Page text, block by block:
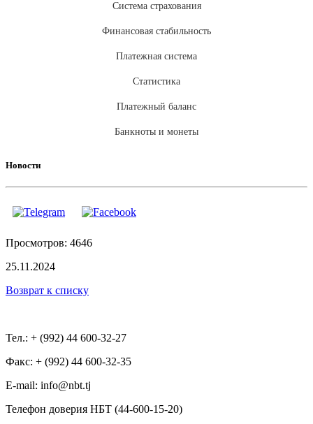
Система страхования
Финансовая стабильность
Платежная система
Статистика
Платежный баланс
Банкноты и монеты
Новости
Просмотров: 4646
25.11.2024
Возврат к списку
Тел.: + (992) 44 600-32-27
Факс: + (992) 44 600-32-35
Е-mail: info@nbt.tj
Телефон доверия НБТ (44-600-15-20)